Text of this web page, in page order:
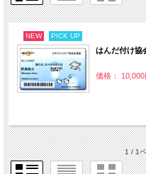
NEW PICK UP
はんだ付け協
価格：
1 / 1